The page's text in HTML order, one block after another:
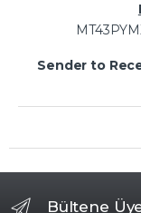
Sender to
Bültene